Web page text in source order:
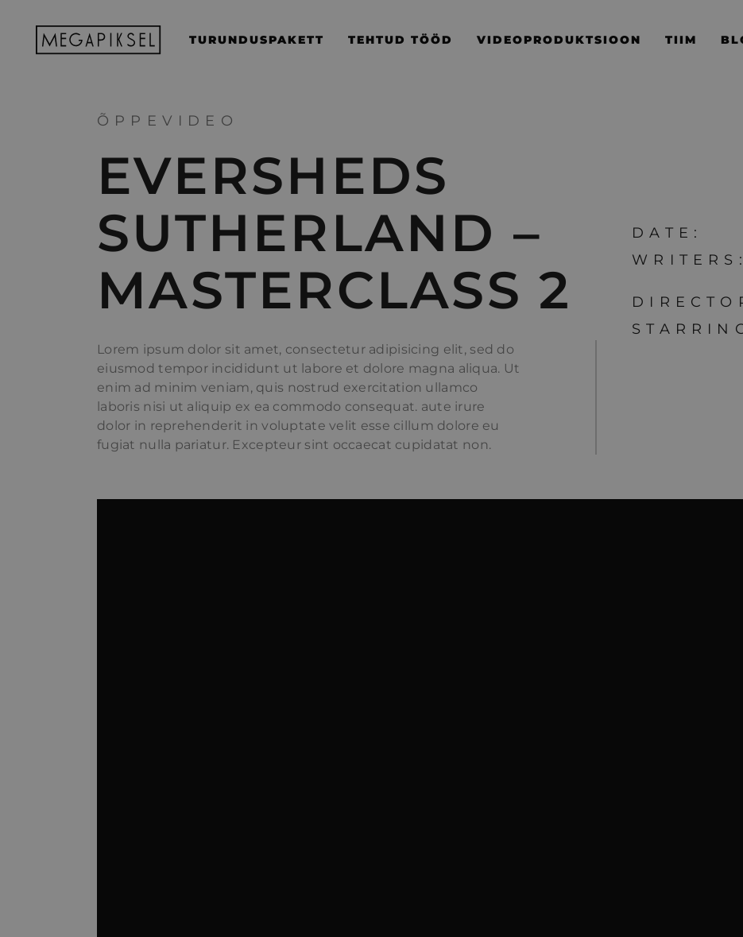
TURUNDUSPAKETT TEHTUD TÖÖD VIDEOPRODUKTSIOON TIIM
ÕPPEVIDEO
EVERSHEDS
SUTHERLAND –
MASTERCLASS 2
Lorem ipsum dolor sit amet, consectetur adipisicing elit, sed do
eiusmod tempor incididunt ut labore et dolore magna aliqua. Ut
enim ad minim veniam, quis nostrud exercitation ullamco
laboris nisi ut aliquip ex ea commodo consequat. aute irure
dolor in reprehenderit in voluptate velit esse cillum dolore eu
fugiat nulla pariatur. Excepteur sint occaecat cupidatat non.
DATE:
WRITERS: